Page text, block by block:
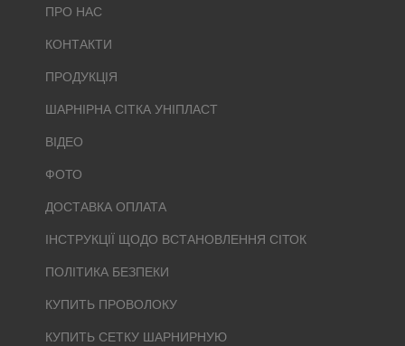
ПРО НАС
КОНТАКТИ
ПРОДУКЦІЯ
ШАРНІРНА СІТКА УНІПЛАСТ
ВІДЕО
ФОТО
ДОСТАВКА ОПЛАТА
ІНСТРУКЦІЇ ЩОДО ВСТАНОВЛЕННЯ СІТОК
ПОЛІТИКА БЕЗПЕКИ
КУПИТЬ ПРОВОЛОКУ
КУПИТЬ СЕТКУ ШАРНИРНУЮ